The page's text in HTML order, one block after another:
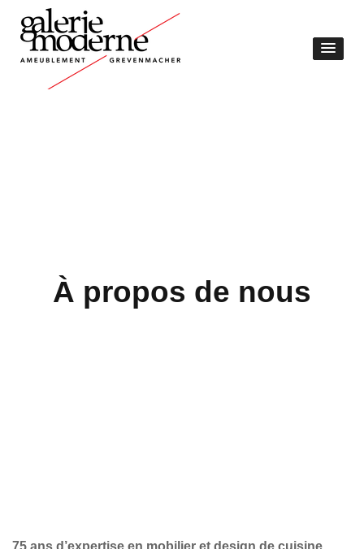
À propos de nous
75 ans d’expertise en mobilier et design de cuisine